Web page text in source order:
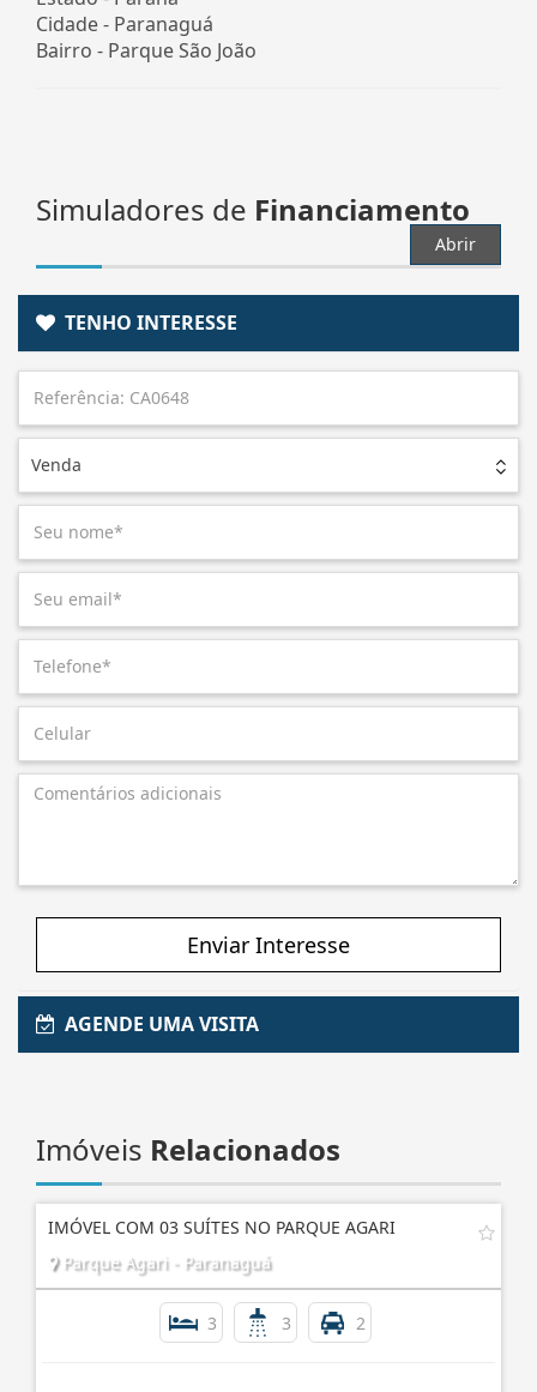
Cidade - Paranaguá
Bairro - Parque São João
Simuladores de Financiamento
Abrir
TENHO INTERESSE
Venda
Enviar Interesse
AGENDE UMA VISITA
Imóveis Relacionados
IMÓVEL COM 03 SUÍTES NO PARQUE AGARI
Parque Agari - Paranaguá
3 3 2